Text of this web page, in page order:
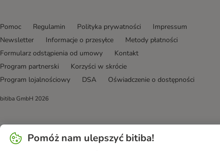
Pomoc Regulamin Polityka prywatności
Impressum
Newsletter
Informacje o przesyłce
Metody płatności
Formularz odstąpienia od umowy
Kontakt
Program partnerski
Korzyści w skrócie
Program lojalnościowy
DSA Oświadczenie o dostępności
bitiba GmbH 2026
Pomóż nam ulepszyć bitiba!